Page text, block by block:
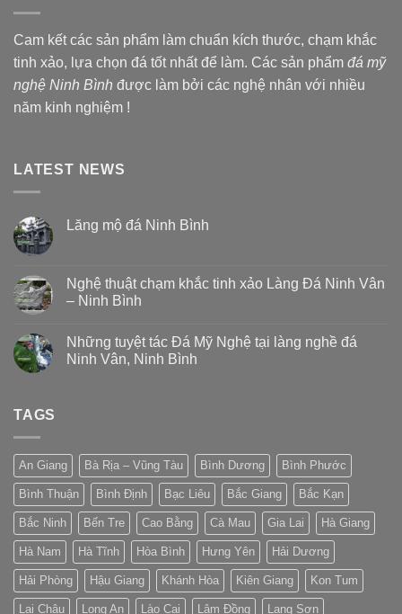
Cam kết các sản phẩm làm chuẩn kích thước, chạm khắc
tinh xảo, lựa chọn đá tốt nhất để làm. Các sản phẩm đá mỹ
nghệ Ninh Bình được làm bởi các nghệ nhân với nhiều
năm kinh nghiệm !
LATEST NEWS
Lăng mộ đá Ninh Bình
Nghệ thuật chạm khắc tinh xảo Làng Đá Ninh Vân
– Ninh Bình
Những tuyệt tác Đá Mỹ Nghệ tại làng nghề đá
Ninh Vân, Ninh Bình
TAGS
An Giang Bà Rịa – Vũng Tàu Bình Dương Bình Phước
Bình Thuận Bình Định Bạc Liêu Bắc Giang Bắc Kạn
Bắc Ninh Bến Tre Cao Bằng Cà Mau Gia Lai Hà Giang
Hà Nam Hà Tĩnh Hòa Bình Hưng Yên Hải Dương
Hải Phòng Hậu Giang Khánh Hòa Kiên Giang Kon Tum
Lai Châu Long An Lào Cai Lâm Đồng Lạng Sơn